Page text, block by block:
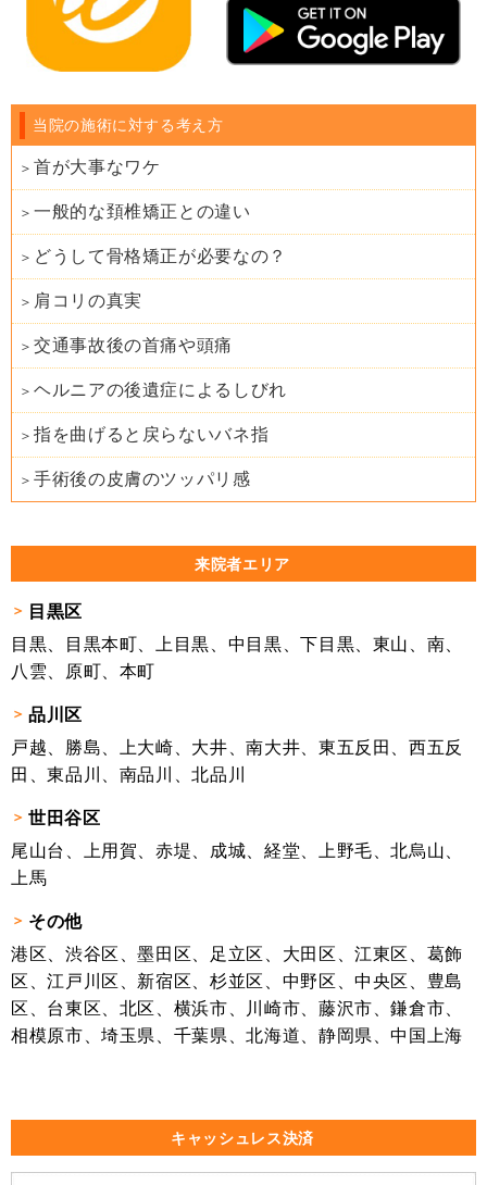
当院の施術に対する考え方
首が大事なワケ
一般的な頚椎矯正との違い
どうして骨格矯正が必要なの？
肩コリの真実
交通事故後の首痛や頭痛
ヘルニアの後遺症によるしびれ
指を曲げると戻らないバネ指
手術後の皮膚のツッパリ感
来院者エリア
目黒区
目黒、目黒本町、上目黒、中目黒、下目黒、東山、南、
八雲、原町、本町
品川区
戸越、勝島、上大崎、大井、南大井、東五反田、西五反
田、東品川、南品川、北品川
世田谷区
尾山台、上用賀、赤堤、成城、経堂、上野毛、北烏山、
上馬
その他
港区、渋谷区、墨田区、足立区、大田区、江東区、葛飾
区、江戸川区、新宿区、杉並区、中野区、中央区、豊島
区、台東区、北区、横浜市、川崎市、藤沢市、鎌倉市、
相模原市、埼玉県、千葉県、北海道、静岡県、中国上海
キャッシュレス決済